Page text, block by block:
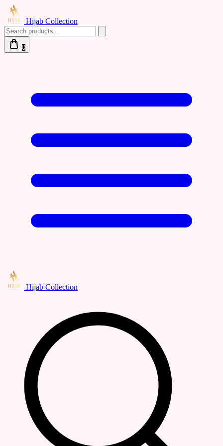
Hijab Collection
0
Hijab Collection